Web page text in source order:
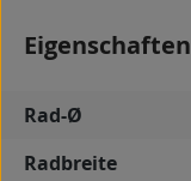
Eigenschaften
Rad-Ø
Radbreite